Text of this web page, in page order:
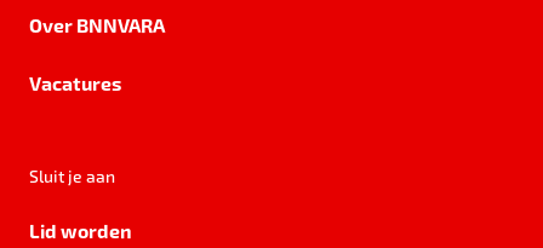
Over BNNVARA
Vacatures
Sluit je aan
Lid worden